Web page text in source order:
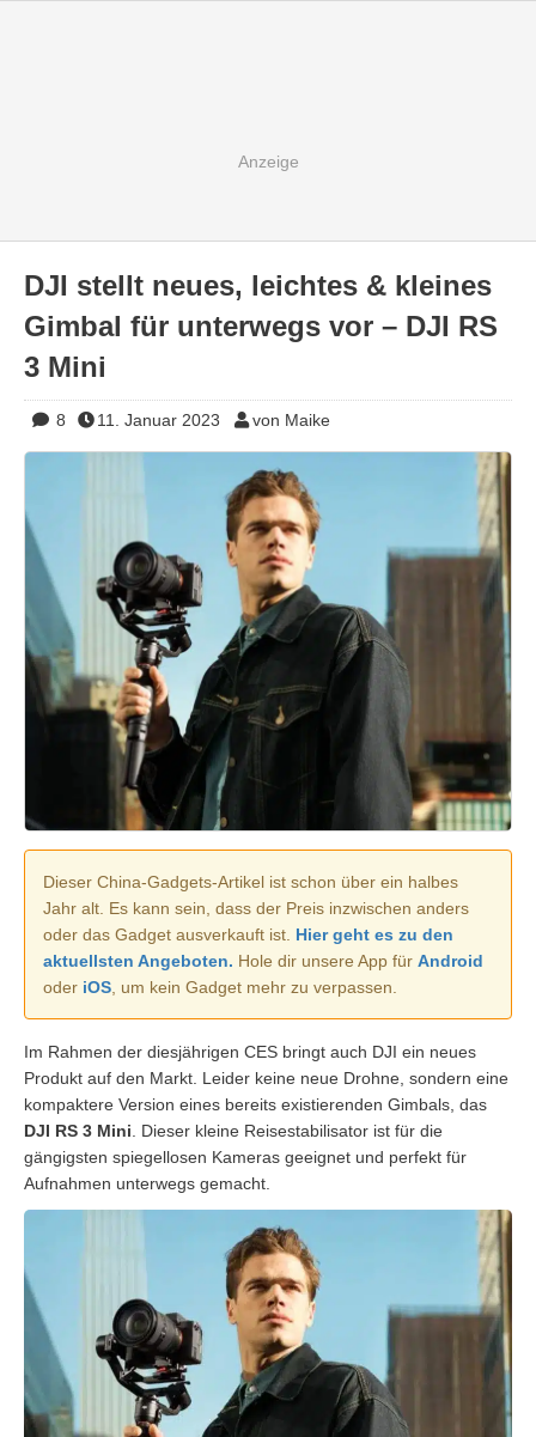
DJI stellt neues, leichtes & kleines
Gimbal für unterwegs vor – DJI RS
3 Mini
8 11. Januar 2023 von Maike
Dieser China-Gadgets-Artikel ist schon über ein halbes
Jahr alt. Es kann sein, dass der Preis inzwischen anders
oder das Gadget ausverkauft ist. Hier geht es zu den
aktuellsten Angeboten. Hole dir unsere App für Android
oder iOS , um kein Gadget mehr zu verpassen.
Im Rahmen der diesjährigen CES bringt auch DJI ein neues
Produkt auf den Markt. Leider keine neue Drohne, sondern eine
kompaktere Version eines bereits existierenden Gimbals, das
DJI RS 3 Mini . Dieser kleine Reisestabilisator ist für die
gängigsten spiegellosen Kameras geeignet und perfekt für
Aufnahmen unterwegs gemacht.